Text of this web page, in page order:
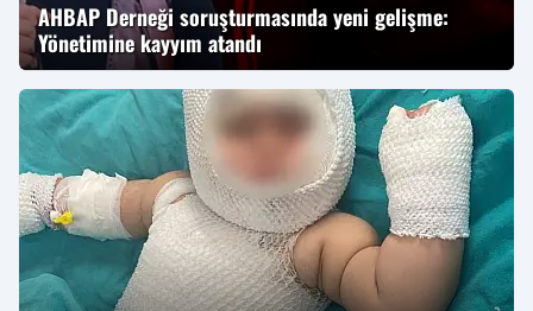
AHBAP Derneği soruşturmasında yeni gelişme:
Yönetimine kayyım atandı